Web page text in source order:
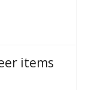
items